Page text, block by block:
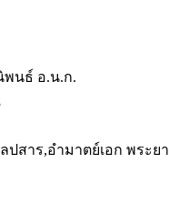
นธ์ อ.น.ก.
ปสาร,อำมาตย์เอก พระยา